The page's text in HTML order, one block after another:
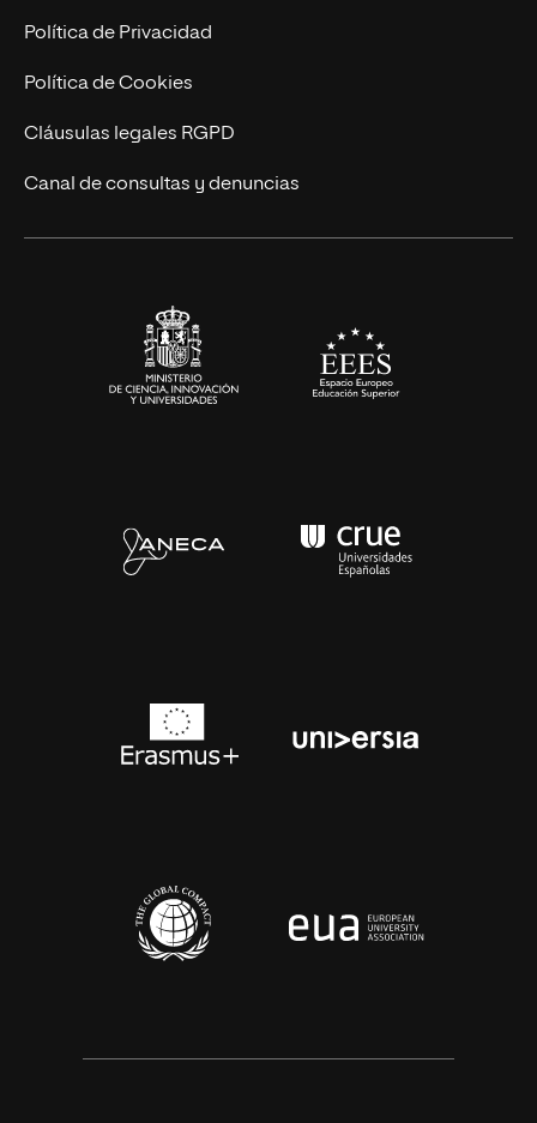
Postgrados
Cursos Universitarios
Trabaja en UNIR
Actualidad
UNIR Revista
Eventos
Política de Privacidad
Política de Cookies
Cláusulas legales RGPD
Canal de consultas y denuncias